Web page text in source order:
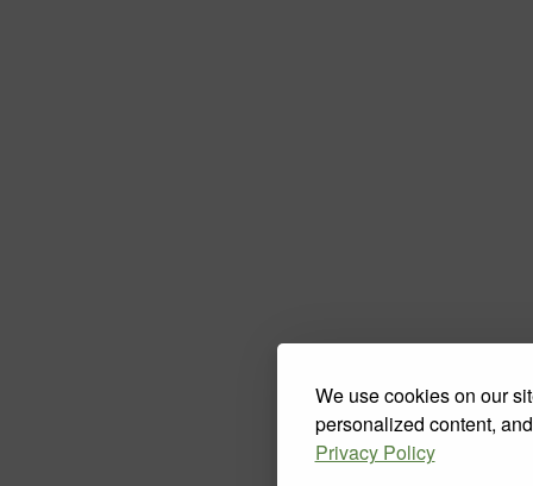
We use cookies on our
personalized content,
Privacy Policy